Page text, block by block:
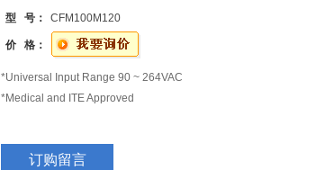
型 号： CFM100M120
价 格：
*Universal Input Range 90 ~ 264VAC
*Medical and ITE Approved
*Less than 1 U high
订购留言